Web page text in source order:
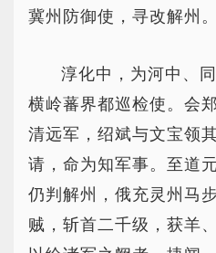
冀州防御使，寻改解州。
淳化中，为河中、
横岭蕃界都巡检使。会
清远军，绍斌与文宝领
请，命为知军事。至道
仍判解州，俄充灵州马
贼，斩首二千级，获羊